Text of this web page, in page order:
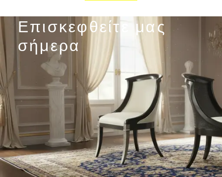
Επισκεφθείτε μας
σήμερα